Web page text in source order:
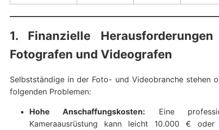
1. Finanzielle
Fotografen und Videografen
Selbstständige in der Foto- und Videobranche stehen
folgenden Problemen:
Hohe Anschaffungskosten: Eine
Kameraausrüstung kann leicht 10.000 € oder